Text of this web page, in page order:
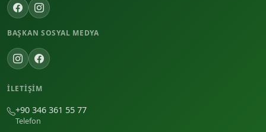
BAŞKAN SOSYAL MEDYA
İLETIŞIM
+90 346 361 55 77
Telefon